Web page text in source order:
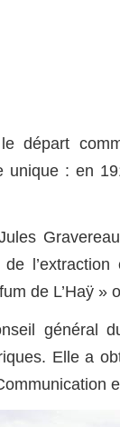
départ
unique : en
de L’Haÿ
général
Elle a